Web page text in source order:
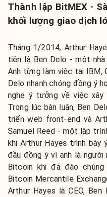
Thành lập BitMEX -
khối lượng giao dịch
Tháng 1/2014, Arthur
tiên là Ben Delo - một
Anh từng làm việc tại IBM,
Delo nhanh chóng đồng ý
nghe ý tưởng về việc xây
Trong lúc bàn luận, Ben
triển web front-end và
Samuel Reed - một lập
khi Arthur Hayes trình bày
đầu đồng ý vì anh là người
Bitcoin khi đã đào
Bitcoin Mercantile
Arthur Hayes là CEO,